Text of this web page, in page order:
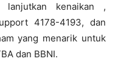
lanjutkan kenaikan ,
4178-4193, dan
yang menarik untuk
dan BBNI.